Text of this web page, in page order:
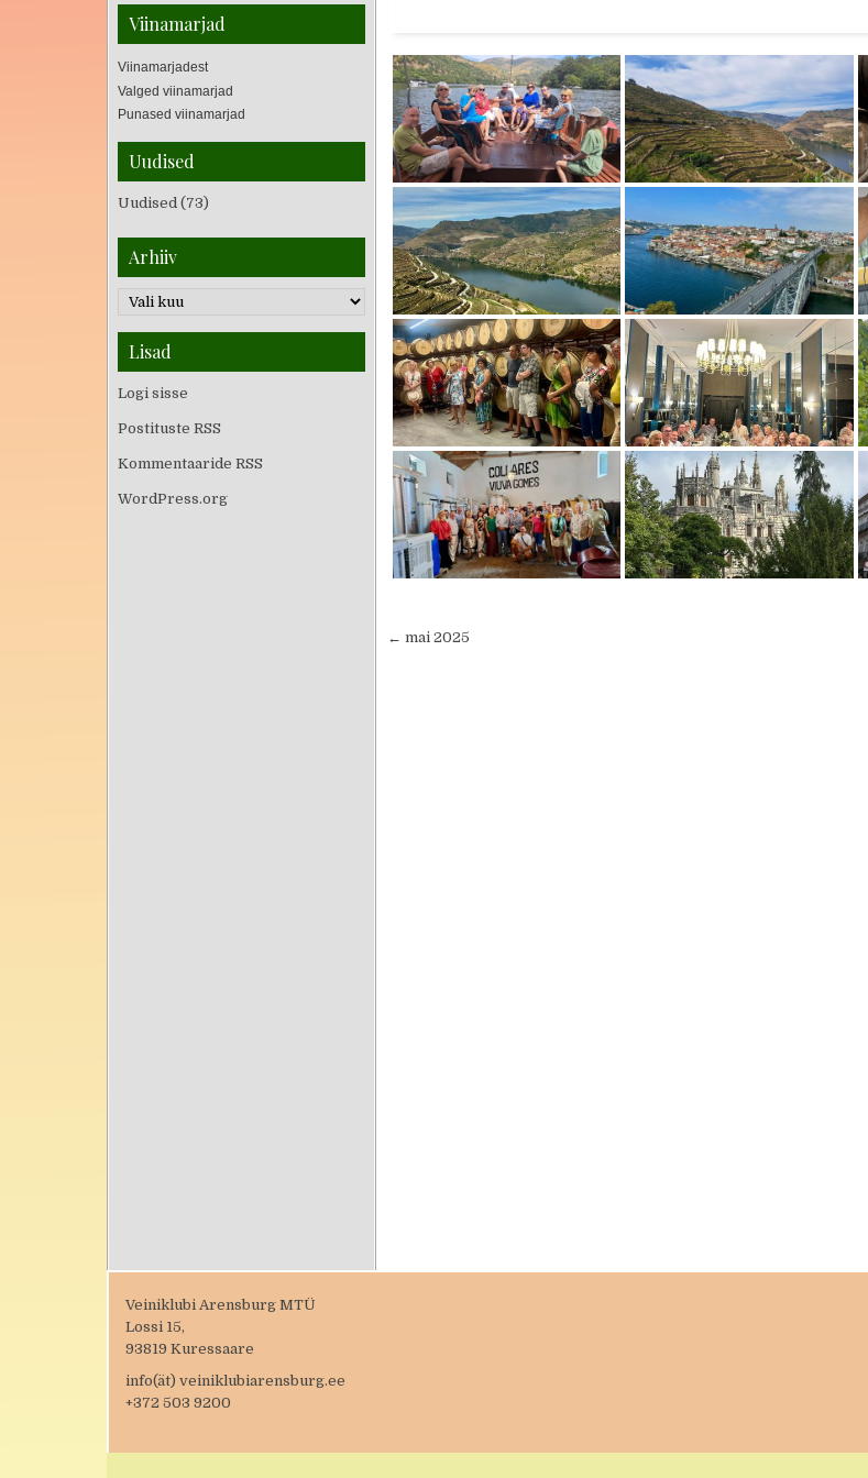
← mai 2025
Viinamarjad
Viinamarjadest
Valged viinamarjad
Punased viinamarjad
Uudised
Uudised (73)
Arhiiv
Lisad
Logi sisse
Postituste RSS
Kommentaaride RSS
WordPress.org
Veiniklubi Arensburg MTÜ
Lossi 15,
93819 Kuressaare
info(ät) veiniklubiarensburg.ee
+372 503 9200